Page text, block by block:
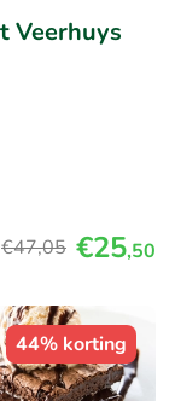
Veerhuys
€47,05 €25,50
44% korting